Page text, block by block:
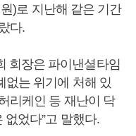
)로 지난해 같은 기간
다.
회장은 파이낸셜타임
없는 위기에 처해 있
리케인 등 재난이 닥
었다”고 말했다.